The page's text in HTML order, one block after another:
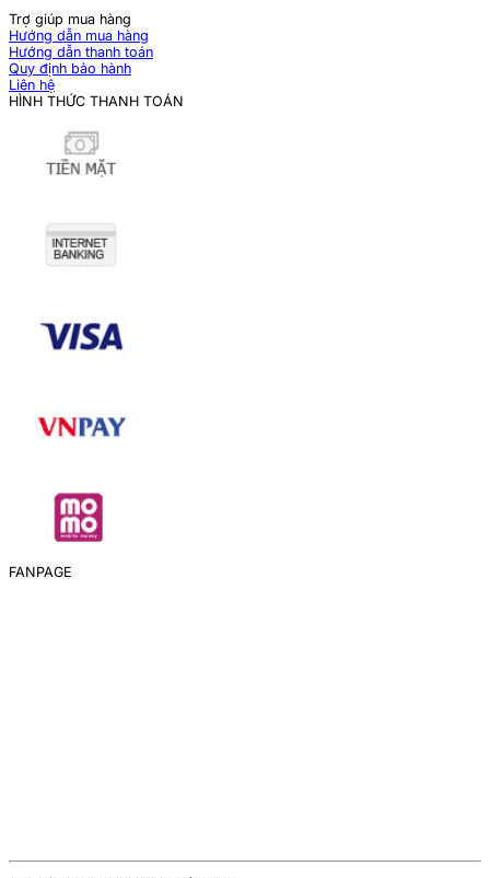
Trợ giúp mua hàng
Hướng dẫn mua hàng
Hướng dẫn thanh toán
Quy định bảo hành
Liên hệ
HÌNH THỨC THANH TOÁN
FANPAGE